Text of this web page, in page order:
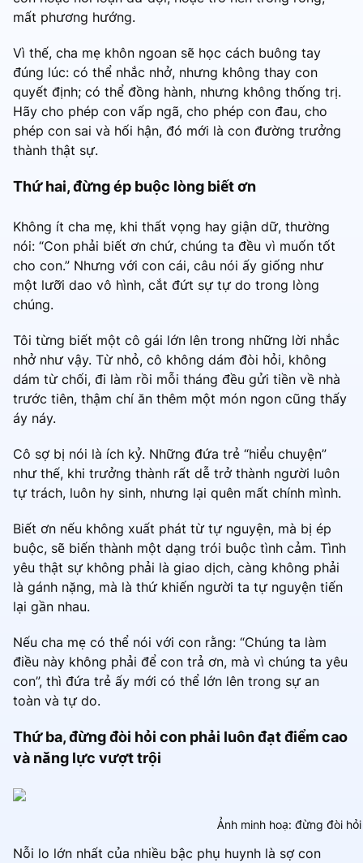
mất phương hướng.
Vì thế, cha mẹ khôn ngoan sẽ học cách buông tay
đúng lúc: có thể nhắc nhở, nhưng không thay con
quyết định; có thể đồng hành, nhưng không thống trị.
Hãy cho phép con vấp ngã, cho phép con đau, cho
phép con sai và hối hận, đó mới là con đường trưởng
thành thật sự.
Thứ hai, đừng ép buộc lòng biết ơn
Không ít cha mẹ, khi thất vọng hay giận dữ, thường
nói: “Con phải biết ơn chứ, chúng ta đều vì muốn tốt
cho con.” Nhưng với con cái, câu nói ấy giống như
một lưỡi dao vô hình, cắt đứt sự tự do trong lòng
chúng.
Tôi từng biết một cô gái lớn lên trong những lời nhắc
nhở như vậy. Từ nhỏ, cô không dám đòi hỏi, không
dám từ chối, đi làm rồi mỗi tháng đều gửi tiền về nhà
trước tiên, thậm chí ăn thêm một món ngon cũng thấy
áy náy.
Cô sợ bị nói là ích kỷ. Những đứa trẻ “hiểu chuyện”
như thế, khi trưởng thành rất dễ trở thành người luôn
tự trách, luôn hy sinh, nhưng lại quên mất chính mình.
Biết ơn nếu không xuất phát từ tự nguyện, mà bị ép
buộc, sẽ biến thành một dạng trói buộc tình cảm. Tình
yêu thật sự không phải là giao dịch, càng không phải
là gánh nặng, mà là thứ khiến người ta tự nguyện tiến
lại gần nhau.
Nếu cha mẹ có thể nói với con rằng: “Chúng ta làm
điều này không phải để con trả ơn, mà vì chúng ta yêu
con”, thì đứa trẻ ấy mới có thể lớn lên trong sự an
toàn và tự do.
Thứ ba, đừng đòi hỏi con phải luôn đạt điểm cao
và năng lực vượt trội
Ảnh minh hoạ: đừng đòi
Nỗi lo lớn nhất của nhiều bậc phụ huynh là sợ con